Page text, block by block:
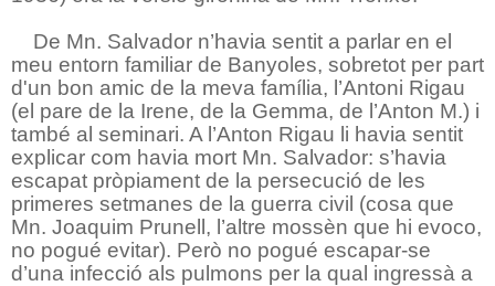
De Mn. Salvador n’havia sentit a parlar en el
meu entorn familiar de Banyoles, sobretot per part
d'un bon amic de la meva família, l’Antoni Rigau
(el pare de la Irene, de la Gemma, de l’Anton M.) i
també al seminari. A l’Anton Rigau li havia sentit
explicar com havia mort Mn. Salvador: s’havia
escapat pròpiament de la persecució de les
primeres setmanes de la guerra civil (cosa que
Mn. Joaquim Prunell, l’altre mossèn que hi evoco,
no pogué evitar). Però no pogué escapar-se
d’una infecció als pulmons per la qual ingressà a